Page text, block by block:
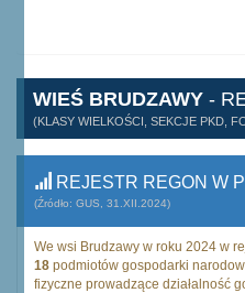
WIEŚ BRUDZAWY -
(KLASY WIELKOŚCI, SEKCJE PKD,
REJESTR REGON W
(Źródło: GUS, 31.XII.2024)
We wsi Brudzawy w roku 2024 w
18 podmiotów gospodarki
fizyczne prowadzące działalność